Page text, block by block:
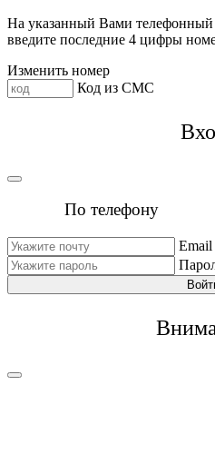
На указанный Вами телефонный
введите последние 4 цифры
Изменить номер
Код из СМС
По телефону
Email